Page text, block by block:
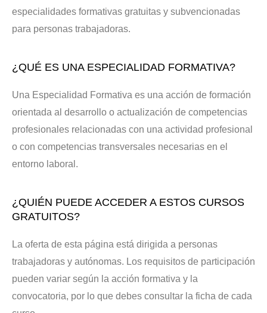
especialidades formativas gratuitas y subvencionadas
para personas trabajadoras.
¿QUÉ ES UNA ESPECIALIDAD FORMATIVA?
Una Especialidad Formativa es una acción de formación
orientada al desarrollo o actualización de competencias
profesionales relacionadas con una actividad profesional
o con competencias transversales necesarias en el
entorno laboral.
¿QUIÉN PUEDE ACCEDER A ESTOS CURSOS
GRATUITOS?
La oferta de esta página está dirigida a personas
trabajadoras y autónomas. Los requisitos de participación
pueden variar según la acción formativa y la
convocatoria, por lo que debes consultar la ficha de cada